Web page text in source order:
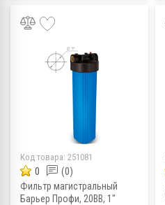
Код товара: 251081
0 (0)
Фильтр магистральный
Барьер Профи, 20BB, 1"